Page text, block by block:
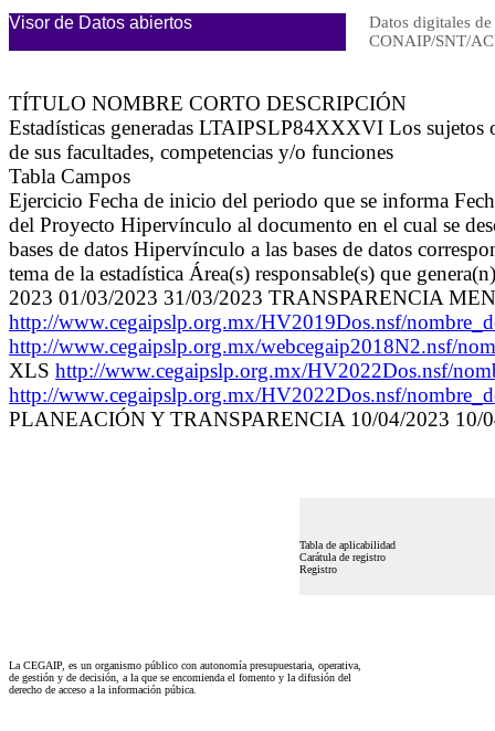
Visor de Datos abiertos
Datos digitales
CONAIP/SNT/
TÍTULO NOMBRE CORTO DESCRIPCIÓN
Estadísticas generadas LTAIPSLP84XXXVI Los sujetos
de sus facultades, competencias y/o funciones
Tabla Campos
Ejercicio Fecha de inicio del periodo que se informa
del Proyecto Hipervínculo al documento en el cual se
bases de datos Hipervínculo a las bases de datos
tema de la estadística Área(s) responsable(s) que
2023 01/03/2023 31/03/2023 TRANSPARENCIA
http://www.cegaipslp.org.mx/HV2019Dos.nsf/
http://www.cegaipslp.org.mx/webcegaip2018N2.nsf/
XLS http://www.cegaipslp.org.mx/HV2022Dos.nsf/
http://www.cegaipslp.org.mx/HV2022Dos.nsf/
PLANEACIÓN Y TRANSPARENCIA 10/04/2023 10/
Tabla de aplicabilidad
Carátula de registro
Registro
La CEGAIP, es un organismo público con autonomía presupuestaria, operativa,
de gestión y de decisión, a la que se encomienda el fomento y la difusión del
derecho de acceso a la información púbica.